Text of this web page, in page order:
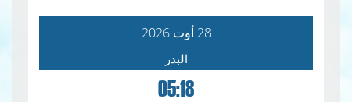
28 أوت 2026
البدر
05:18